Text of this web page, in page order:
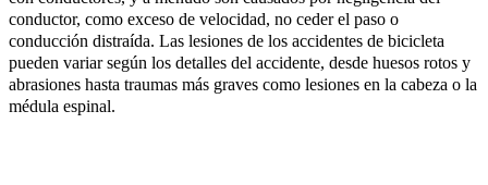
conductor, como exceso de velocidad, no ceder el paso o
conducción distraída. Las lesiones de los accidentes de bicicleta
pueden variar según los detalles del accidente, desde huesos rotos y
abrasiones hasta traumas más graves como lesiones en la cabeza o la
médula espinal.